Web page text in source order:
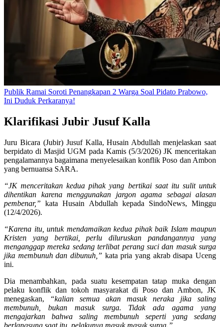
Publik Ramai Soroti Penangkapan 2 Warga Soal Pidato Prabowo,
Ini Duduk Perkaranya!
Klarifikasi Jubir Jusuf Kalla
Juru Bicara (Jubir) Jusuf Kalla, Husain Abdullah menjelaskan saat
berpidato di Masjid UGM pada Kamis (5/3/2026) JK menceritakan
pengalamannya bagaimana menyelesaikan konflik Poso dan Ambon
yang bernuansa SARA.
“JK menceritakan kedua pihak yang bertikai saat itu sulit untuk
dihentikan karena menggunakan jargon agama sebagai alasan
pembenar,” kata Husain Abdullah kepada SindoNews, Minggu
(12/4/2026).
“Karena itu, untuk mendamaikan kedua pihak baik Islam maupun
Kristen yang bertikai, perlu diluruskan pandangannya yang
menganggap mereka sedang terlibat perang suci dan masuk surga
jika membunuh dan dibunuh,” kata pria yang akrab disapa Uceng
ini.
Dia menambahkan, pada suatu kesempatan tatap muka dengan
pelaku konflik dan tokoh masyarakat di Poso dan Ambon, JK
menegaskan, “kalian semua akan masuk neraka jika saling
membunuh, bukan masuk surga. Tidak ada agama yang
mengajarkan bahwa saling membunuh seperti yang sedang
berlangsung saat itu, pelakunya masuk masuk surga.”